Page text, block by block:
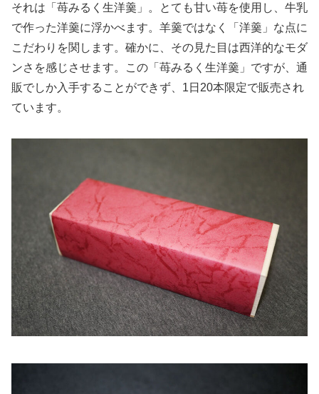
それは「苺みるく生洋羹」。とても甘い苺を使用し、牛乳
で作った洋羹に浮かべます。羊羹ではなく「洋羹」な点に
こだわりを関します。確かに、その見た目は西洋的なモダ
ンさを感じさせます。この「苺みるく生洋羹」ですが、通
販でしか入手することができず、1日20本限定で販売され
ています。